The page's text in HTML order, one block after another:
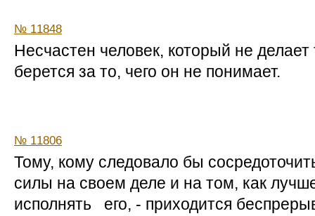
№ 11848
Несчастен человек, который не делает
берется за то, чего он не понимает.
№ 11806
Тому, кому следовало бы
силы на своем деле и на том, как
исполнять его, - приходится